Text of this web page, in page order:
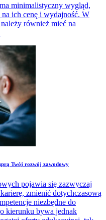
minimalistyczny wygląd,
na ich cenę i wydajność. W
również mieć na
Twój rozwój zawodowy
pojawia się zazwyczaj
zmienić dotychczasową
niezbędne do
kierunku bywa jednak